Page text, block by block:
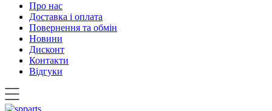
Про нас
Доставка і оплата
Повернення та обмін
Новини
Дисконт
Контакти
Відгуки